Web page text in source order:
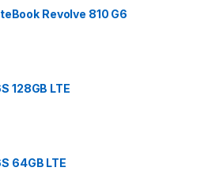
Revolve 810 G6
128GB LTE
64GB LTE